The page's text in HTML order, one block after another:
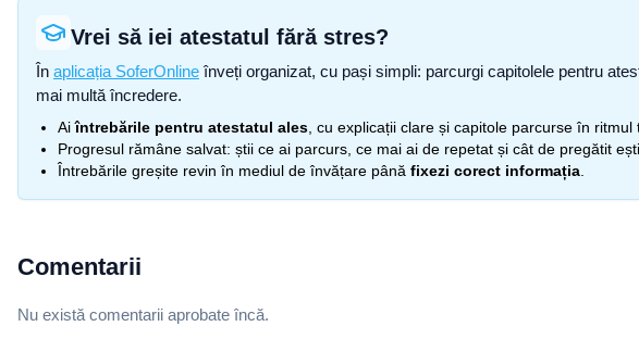
Vrei să iei atestatul fără stres?
În aplicația SoferOnline înveți organizat, cu pași simpli: parcurgi capitolele pentru
mai multă încredere.
Aiîntrebările pentru atestatul ales , cu explicații clare și capitole parcurse în ritmul
Progresul rămâne salvat: știi ce ai parcurs, ce mai ai de repetat și cât de pregătit ești.
Întrebările greșite revin în mediul de învățare până fixezi corect informația
Comentarii
Nu există comentarii aprobate încă.